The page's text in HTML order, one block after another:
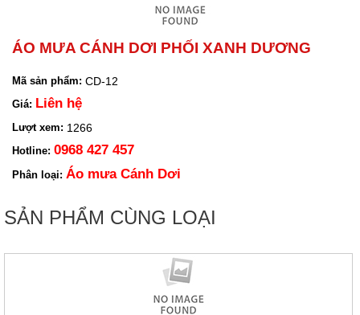
ÁO MƯA CÁNH DƠI PHỐI XANH DƯƠNG
Mã sản phẩm: CD-12
Giá: Liên hệ
Lượt xem: 1266
Hotline: 0968 427 457
Phân loại: Áo mưa Cánh Dơi
SẢN PHẨM CÙNG LOẠI